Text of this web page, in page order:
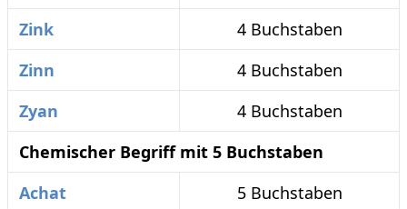
Zink
4 Buchstaben
Zinn
4 Buchstaben
Zyan
4 Buchstaben
Chemischer Begriff mit 5 Buchstaben
Achat
5 Buchstaben